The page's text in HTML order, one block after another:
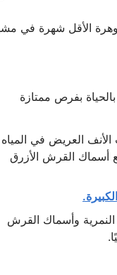
الأقل شهرة في
بفرص ممتازة
العريض في المياه
أسماك القرش الأزرق
وأسماك القرش